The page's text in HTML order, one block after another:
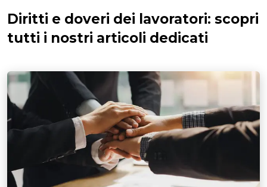
Diritti e doveri dei lavoratori: scopri
tutti i nostri articoli dedicati